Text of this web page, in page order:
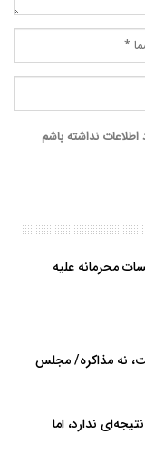
نداشته باشم
محرمانه علیه
نه مذاکره/ مجلس
ندارد، اما